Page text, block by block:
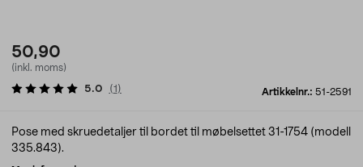
50,90
(inkl. moms)
Artikkelnr.: 51-2591
5.0 (1 )
Pose med skruedetaljer til bordet til møbelsettet 31-1754 (modell
335.843).